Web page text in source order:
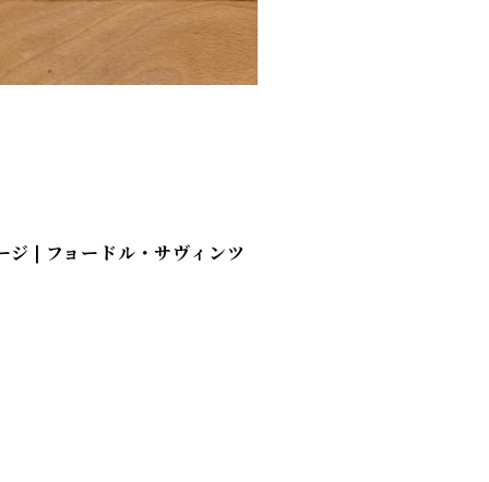
ジ | フョードル・サヴィンツ